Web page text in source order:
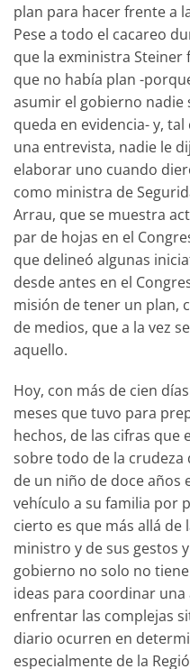
plan para hacer frente a
Pese a todo el cacareo
que la exministra
que no había plan -
asumir el gobierno nadie
queda en evidencia- y,
una entrevista, nadie le
elaborar uno cuando
como ministra de
Arrau, que se muestra
par de hojas en el
que delineó algunas
desde antes en el
misión de tener un plan,
de medios, que a la vez
aquello.
Hoy, con más de cien
meses que tuvo para
hechos, de las cifras que
sobre todo de la
de un niño de doce años
vehículo a su familia por
cierto es que más allá de
ministro y de sus gestos
gobierno no solo no
ideas para coordinar
enfrentar las complejas
diario ocurren en
especialmente de la